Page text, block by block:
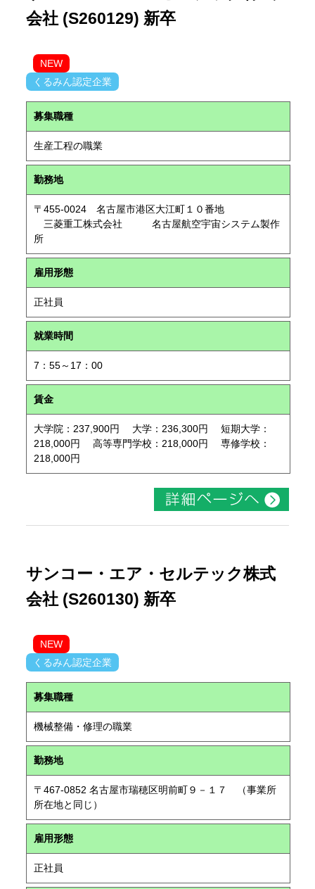
会社 (S260129) 新卒
NEW
くるみん認定企業
募集職種
生産工程の職業
勤務地
〒455-0024 名古屋市港区大江町１０番地
三菱重工株式会社 名古屋航空宇宙システム製作
所
雇用形態
正社員
就業時間
7：55～17：00
賃金
大学院：237,900円 大学：236,300円 短期大学：
218,000円 高等専門学校：218,000円 専修学校：
218,000円
サンコー・エア・セルテック株式
会社 (S260130) 新卒
NEW
くるみん認定企業
募集職種
機械整備・修理の職業
勤務地
〒467-0852 名古屋市瑞穂区明前町９－１７ （事業所
所在地と同じ）
雇用形態
正社員